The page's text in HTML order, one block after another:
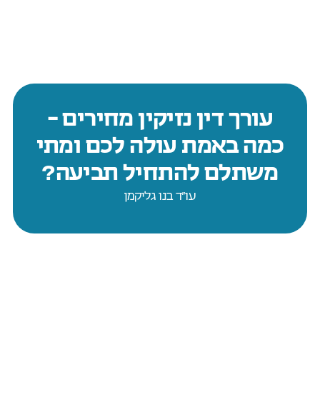
עורך דין נזיקין מחירים –
כמה באמת עולה לכם ומתי
משתלם להתחיל תביעה?
עו״ד בנו גליקמן